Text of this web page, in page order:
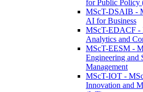
for Public Policy
MScT-DSAIB -
AI for Business
MScT-EDACF -
Analytics and
MScT-EESM -
Engineering and
Management
MScT-IOT -
Innovation and